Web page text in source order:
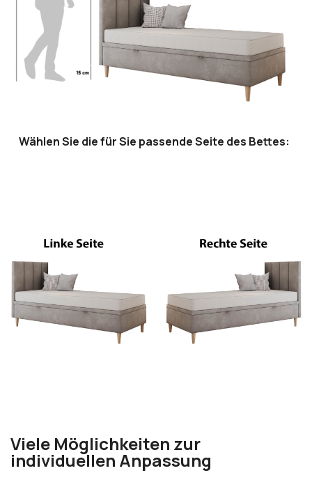
Wählen Sie die für Sie passende Seite des Bettes:
Viele Möglichkeiten zur
individuellen Anpassung